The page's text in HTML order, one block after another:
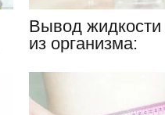
Вывод жидкости
из организма:
симптомы,
устранение